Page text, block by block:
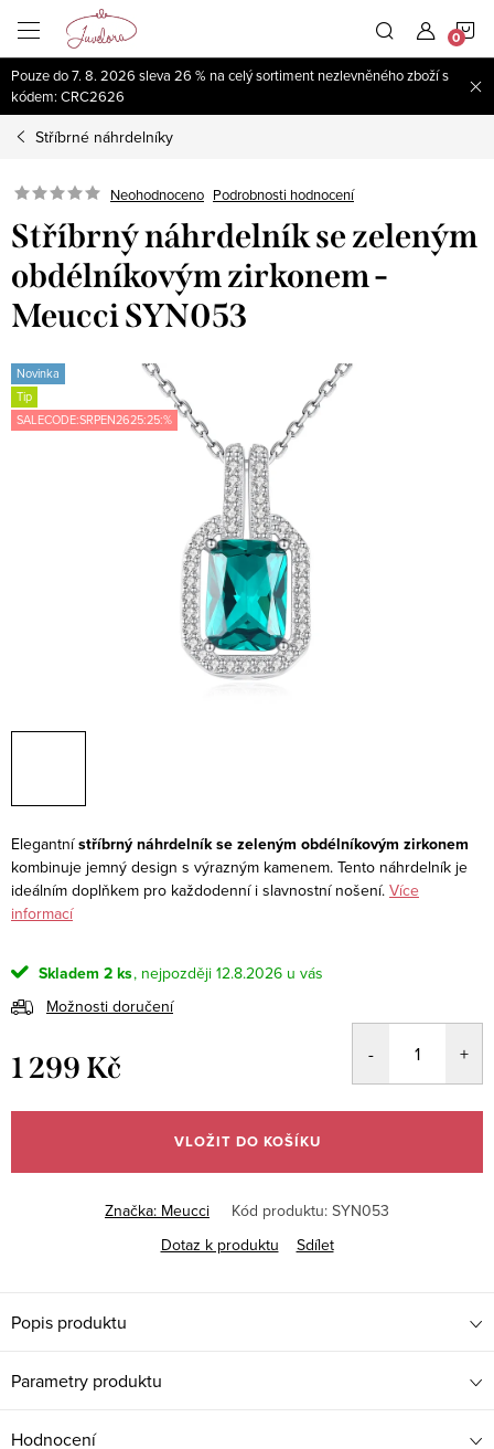
obsah
Pouze do 7. 8. 2026 sleva 26 % na celý sortiment nezlevněného zboží s
kódem: CRC2626
Stříbrné náhrdelníky
Neohodnoceno Podrobnosti hodnocení
Stříbrný náhrdelník se zeleným
obdélníkovým zirkonem -
Meucci SYN053
Novinka
Tip
SALECODE:SRPEN2625:25:%
Elegantnístříbrný náhrdelník se zeleným obdélníkovým zirkonem
kombinuje jemný design s výrazným kamenem. Tento náhrdelník je
ideálním doplňkem pro každodenní i slavnostní nošení. Více
informací
Skladem 2 ks
12.8.2026
Možnosti doručení
1 299 Kč
cena:
VLOŽIT DO KOŠÍKU
Značka: Meucci Kód produktu: SYN053
Dotaz k produktu
Sdílet
Popis produktu
Parametry produktu
Hodnocení